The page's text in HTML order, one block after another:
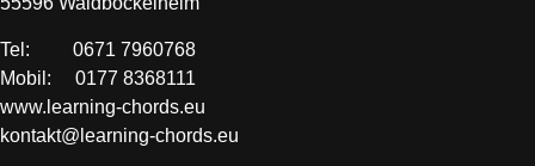
Tel: 0671 7960768
Mobil: 0177 8368111
www.learning-chords.eu
kontakt@learning-chords.eu